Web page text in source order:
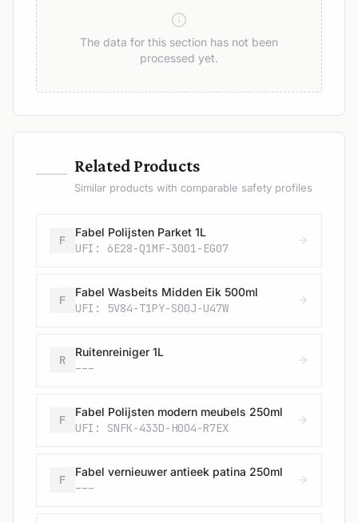
The data for this section has not been
processed yet.
— Related Products
Similar products with comparable safety profiles
F
Fabel Polijsten Parket 1L
UFI: 6E28-Q1MF-3001-EG07
F
Fabel Wasbeits Midden Eik 500ml
UFI: 5V84-T1PY-S00J-U47W
R
Ruitenreiniger 1L
---
F
Fabel Polijsten modern meubels 250ml
UFI: SNFK-433D-H004-R7EX
F
Fabel vernieuwer antieek patina 250ml
---